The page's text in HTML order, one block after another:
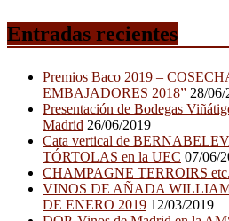
Entradas recientes
Premios Baco 2019 –
EMBAJADORES 2018” 28/06/
Presentación de Bodegas
Madrid 26/06/2019
Cata vertical de
TÓRTOLAS en la UEC 07/06/
CHAMPAGNE TERROIRS
VINOS DE AÑADA
DE ENERO 2019 12/03/2019